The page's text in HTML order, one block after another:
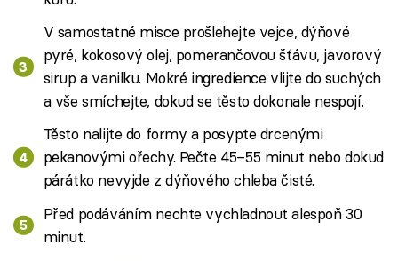
V samostatné misce prošlehejte vejce, dýňové
pyré, kokosový olej, pomerančovou šťávu, javorový
sirup a vanilku. Mokré ingredience vlijte do suchých
a vše smíchejte, dokud se těsto dokonale nespojí.
Těsto nalijte do formy a posypte drcenými
pekanovými ořechy. Pečte 45–55 minut nebo dokud
párátko nevyjde z dýňového chleba čisté.
Před podáváním nechte vychladnout alespoň 30
minut.